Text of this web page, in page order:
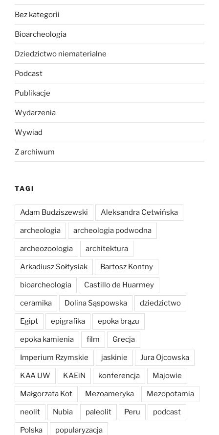
Bez kategorii
Bioarcheologia
Dziedzictwo niematerialne
Podcast
Publikacje
Wydarzenia
Wywiad
Z archiwum
TAGI
Adam Budziszewski Aleksandra Cetwińska
archeologia archeologia podwodna
archeozoologia architektura
Arkadiusz Sołtysiak Bartosz Kontny
bioarcheologia Castillo de Huarmey
ceramika Dolina Sąspowska dziedzictwo
Egipt epigrafika epoka brązu
epoka kamienia film Grecja
Imperium Rzymskie jaskinie Jura Ojcowska
KAA UW KAEiN konferencja Majowie
Małgorzata Kot Mezoameryka Mezopotamia
neolit Nubia paleolit Peru podcast
Polska popularyzacja